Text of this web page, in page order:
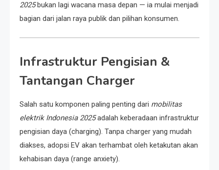
2025bukan lagi wacana masa depan — ia mulai menjadi
bagian dari jalan raya publik dan pilihan konsumen.
Infrastruktur Pengisian &
Tantangan Charger
Salah satu komponen paling penting dari mobilitas
elektrik Indonesia 2025adalah keberadaan infrastruktur
pengisian daya (charging). Tanpa charger yang mudah
diakses, adopsi EV akan terhambat oleh ketakutan akan
kehabisan daya (range anxiety).